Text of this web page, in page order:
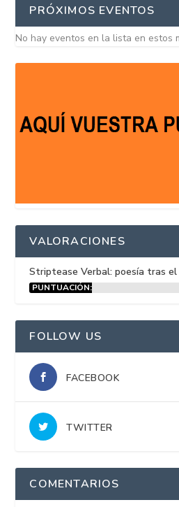
PRÓXIMOS EVENTOS
No hay eventos en la lista en estos
VALORACIONES
Striptease Verbal: poesía tras el
PUNTUACIÓN:
FOLLOW US
FACEBOOK
TWITTER
COMENTARIOS